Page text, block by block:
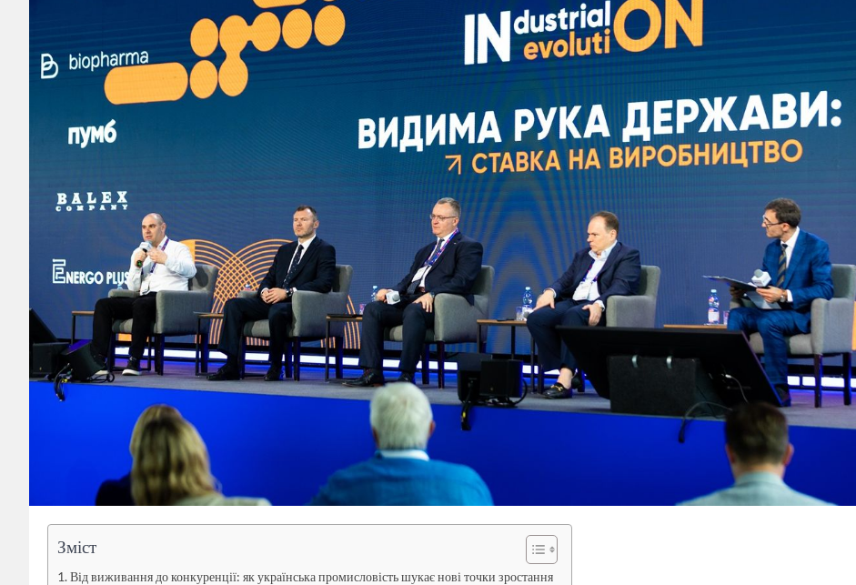
Зміст
Від виживання до конкуренції: як українська промисловість шукає нові точки зростання